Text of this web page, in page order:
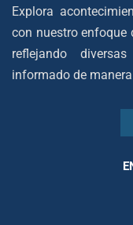
Explora
con nuestro enfoque
reflejando
informado de